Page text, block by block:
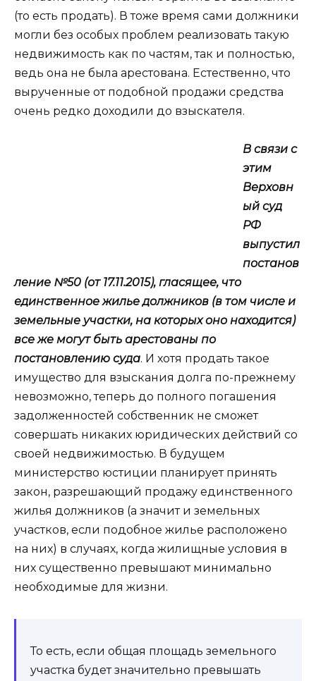
(то есть продать). В тоже время сами должники
могли без особых проблем реализовать такую
недвижимость как по частям, так и полностью,
ведь она не была арестована. Естественно, что
вырученные от подобной продажи средства
очень редко доходили до взыскателя.
В связи с
этим
Верховн
ый суд
РФ
выпустил
постанов
ление №50 (от 17.11.2015), гласящее, что
единственное жилье должников (в том числе и
земельные участки, на которых оно находится)
все же могут быть арестованы по
постановлению суда. И хотя продать такое
имущество для взыскания долга по-прежнему
невозможно, теперь до полного погашения
задолженностей собственник не сможет
совершать никаких юридических действий со
своей недвижимостью. В будущем
министерство юстиции планирует принять
закон, разрешающий продажу единственного
жилья должников (а значит и земельных
участков, если подобное жилье расположено
на них) в случаях, когда жилищные условия в
них существенно превышают минимально
необходимые для жизни.
То есть, если общая площадь земельного
участка будет значительно превышать